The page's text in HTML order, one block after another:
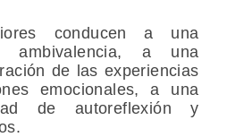
conducen a una
a una
de las experiencias
emocionales, a una
de autoreflexión y